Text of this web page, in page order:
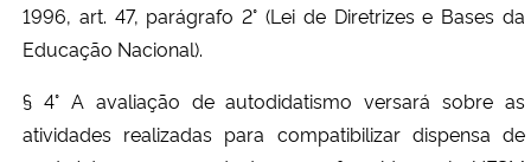
1996, art. 47, parágrafo 2° (Lei de Diretrizes e Bases da
Educação Nacional).
§ 4° A avaliação de autodidatismo versará sobre as
atividades realizadas para compatibilizar dispensa de